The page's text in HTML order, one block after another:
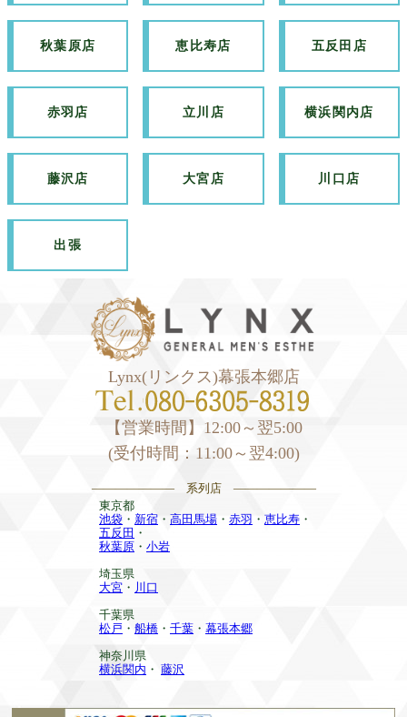
秋葉原店 恵比寿店 五反田店
赤羽店 立川店 横浜関内店
藤沢店 大宮店 川口店
出張
Lynx(リンクス)幕張本郷店
【営業時間】12:00～翌5:00
(受付時間：11:00～翌4:00)
——————— 系列店 ———————
東京都
池袋 ・ 新宿 ・ 高田馬場 ・ 赤羽 ・ 恵比寿 ・
五反田 ・
秋葉原 ・ 小岩
埼玉県
大宮 ・ 川口
千葉県
松戸 ・ 船橋 ・ 千葉 ・ 幕張本郷
神奈川県
横浜関内 ・ 藤沢